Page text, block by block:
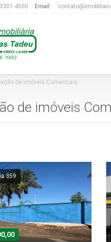
4500 Email:
de imóveis Comerciais
de imóveis
359